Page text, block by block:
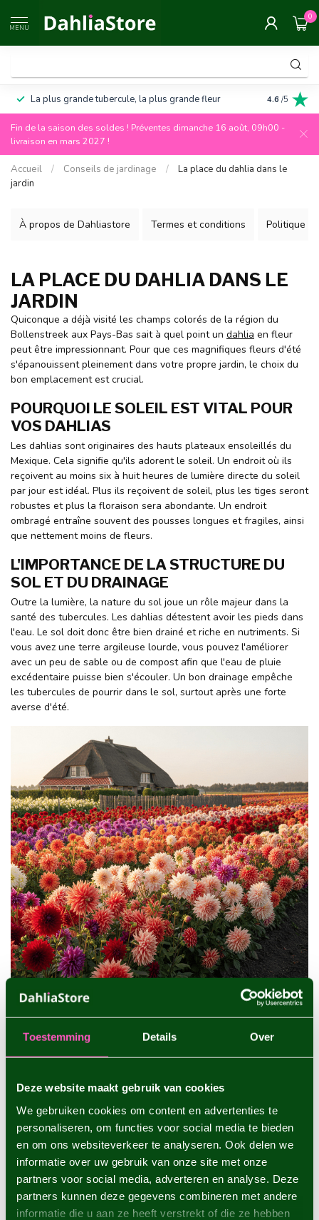
Toestemming Details Over
Deze website maakt gebruik van cookies
We gebruiken cookies om content en advertenties te
personaliseren, om functies voor social media te bieden
en om ons websiteverkeer te analyseren. Ook delen we
informatie over uw gebruik van onze site met onze
partners voor social media, adverteren en analyse. Deze
partners kunnen deze gegevens combineren met andere
informatie die u aan ze heeft verstrekt of die ze hebben
MENU
0
La plus grande tubercule, la plus grande fleur Garantie
4.6 /5
Fin de la saison des soldes ! Préventes dimanche 16 août, 09h00 -
livraison en mars 2027 !
Accueil / Conseils de jardinage /
La place du dahlia dans le
jardin
À propos de Dahliastore Termes et conditions Politique
LA PLACE DU DAHLIA DANS LE
JARDIN
Quiconque a déjà visité les champs colorés de la région du
Bollenstreek aux Pays-Bas sait à quel point un dahlia en fleur
peut être impressionnant. Pour que ces magnifiques fleurs d'été
s'épanouissent pleinement dans votre propre jardin, le choix du
bon emplacement est crucial.
POURQUOI LE SOLEIL EST VITAL POUR
VOS DAHLIAS
Les dahlias sont originaires des hauts plateaux ensoleillés du
Mexique. Cela signifie qu'ils adorent le soleil. Un endroit où ils
reçoivent au moins six à huit heures de lumière directe du soleil
par jour est idéal. Plus ils reçoivent de soleil, plus les tiges seront
robustes et plus la floraison sera abondante. Un endroit
ombragé entraîne souvent des pousses longues et fragiles, ainsi
que nettement moins de fleurs.
L'IMPORTANCE DE LA STRUCTURE DU
SOL ET DU DRAINAGE
Outre la lumière, la nature du sol joue un rôle majeur dans la
santé des tubercules. Les dahlias détestent avoir les pieds dans
l'eau. Le sol doit donc être bien drainé et riche en nutriments. Si
vous avez une terre argileuse lourde, vous pouvez l'améliorer
avec un peu de sable ou de compost afin que l'eau de pluie
excédentaire puisse bien s'écouler. Un bon drainage empêche
les tubercules de pourrir dans le sol, surtout après une forte
averse d'été.
PROTECTION CONTRE LE VENT ET
STABILITÉ POUR LES GRANDES
VARIÉTÉS
protection contre le vent. Comme de nombreuses variétés de
dahlias, telles que les impressionnants dahlias Dinnerplate,
deviennent très grandes et portent des têtes florales lourdes,
elles sont sensibles au vent. Un endroit abrité près d'un mur,
d'une clôture ou entre d'autres plantes vivaces robustes est
idéal. Vous éviterez ainsi que ces fières fleurs ne se brisent lors
d'un orage d'été.